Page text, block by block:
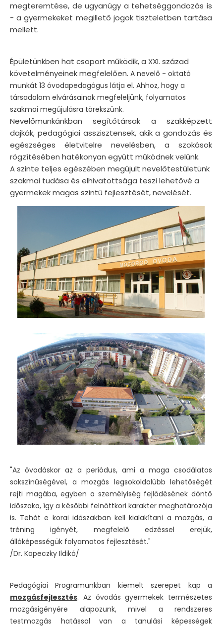
megteremtése, de ugyanúgy a tehetséggondozás is
- a gyermekeket megillető jogok tiszteletben tartása
mellett.
Épületünkben hat csoport működik, a XXI. század
követelményeinek megfelelően. A nevelő - oktató
munkát 13 óvodapedagógus látja el. Ahhoz, hogy a
társadalom elvárásainak megfeleljünk, folyamatos
szakmai megújulásra törekszünk.
Nevelőmunkánkban segítőtársak a szakképzett
dajkák, pedagógiai asszisztensek, akik a gondozás és
egészséges életvitelre nevelésben, a szokások
rögzítésében hatékonyan együtt működnek velünk.
A szinte teljes egészében megújult nevelőtestületünk
szakmai tudása és elhivatottsága teszi lehetővé a
gyermekek magas szintű fejlesztését, nevelését.
"Az óvodáskor az a periódus, ami a maga csodálatos
sokszínűségével, a mozgás legsokoldalúbb lehetőségét
rejti magába, egyben a személyiség fejlődésének döntő
időszaka, így a későbbi felnőttkori karakter meghatározója
is. Tehát e korai időszakban kell kialakítani a mozgás, a
tréning igényét, megfelelő edzéssel erejük,
állóképességük folyamatos fejlesztését."
/Dr. Kopeczky Ildikó/
Pedagógiai Programunkban kiemelt szerepet kap a
mozgásfejlesztés. Az óvodás gyermekek természetes
mozgásigényére alapozunk, mivel a rendszeres
testmozgás hatással van a tanulási képességek